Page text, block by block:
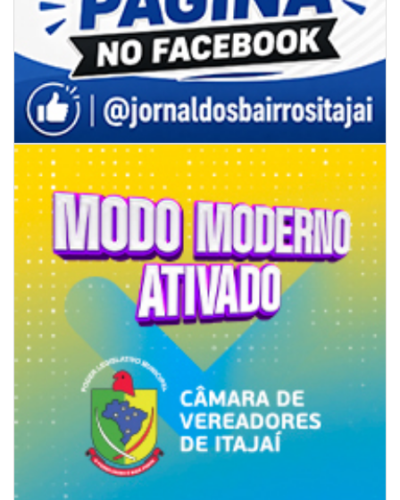
06/08/2026 | 18:28
Ciclone-bomba se forma sobre o oceano, mas Santa Catarina terá
impactos provocados pela frente fria e pelo vento Sul
ITAPEMA